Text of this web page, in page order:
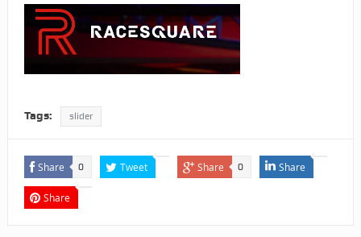
Tags: slider
Share 0 Tweet Share 0 Share
Share